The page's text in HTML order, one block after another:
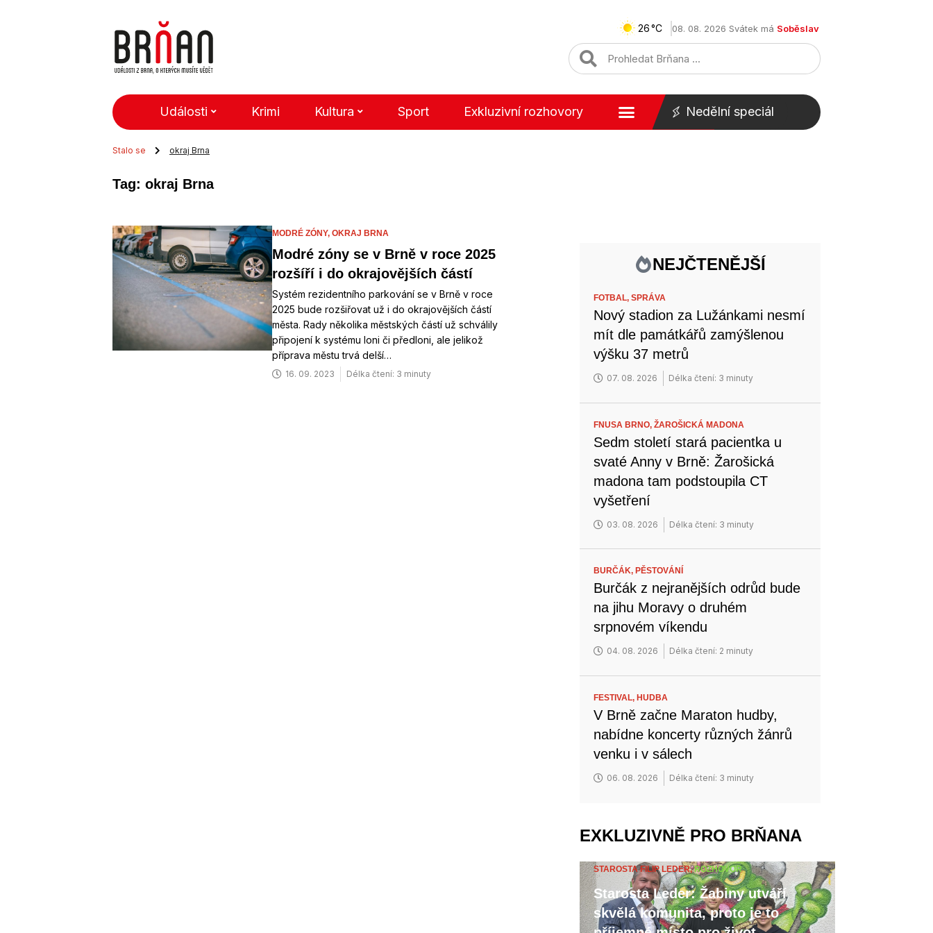
26 08. 08. 2026 Svátek má Soběslav
Události Krimi Kultura Sport Exkluzivní rozhovory Nedělní speciál
Stalo se okraj Brna
Tag: okraj Brna
MODRÉ ZÓNY, OKRAJ BRNA
Modré zóny se v Brně v roce 2025
rozšíří i do okrajovějších částí
Systém rezidentního parkování se v Brně v roce
2025 bude rozšiřovat už i do okrajovějších částí
města. Rady několika městských částí už schválily
připojení k systému loni či předloni, ale jelikož
příprava městu trvá delší…
16. 09. 2023 Délka čtení: 3 minuty
NEJČTENĚJŠÍ
FOTBAL,SPRÁVA
Nový stadion za Lužánkami nesmí
mít dle památkářů zamýšlenou
výšku 37 metrů
07. 08. 2026 Délka čtení: 3 minuty
FNUSA BRNO,ŽAROŠICKÁ MADONA
Sedm století stará pacientka u
svaté Anny v Brně: Žarošická
madona tam podstoupila CT
vyšetření
03. 08. 2026 Délka čtení: 3 minuty
BURČÁK, PĚSTOVÁNÍ
Burčák z nejranějších odrůd bude
na jihu Moravy o druhém
srpnovém víkendu
04. 08. 2026 Délka čtení: 2 minuty
FESTIVAL,HUDBA
V Brně začne Maraton hudby,
nabídne koncerty různých žánrů
venku i v sálech
06. 08. 2026 Délka čtení: 3 minuty
EXKLUZIVNĚ PRO BRŇANA
STAROSTA FILIP LEDER,ROZHOVOR
Starosta Leder: Žabiny utváří
skvělá komunita, proto je to